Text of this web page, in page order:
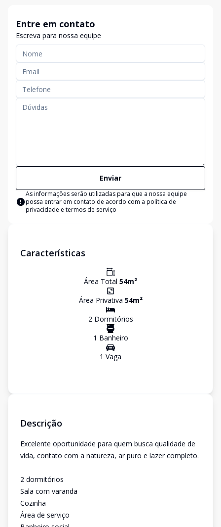
Entre em contato
Escreva para nossa equipe
Enviar
As informações serão utilizadas para que a nossa equipe
possa entrar em contato de acordo com a política de
privacidade e termos de serviço
Características
Área Total 54m²
Área Privativa 54m²
2Dormitórios
1 Banheiro
1 Vaga
Descrição
Excelente oportunidade para quem busca qualidade de
vida, contato com a natureza, ar puro e lazer completo.
2 dormitórios
Sala com varanda
Cozinha
Área de serviço